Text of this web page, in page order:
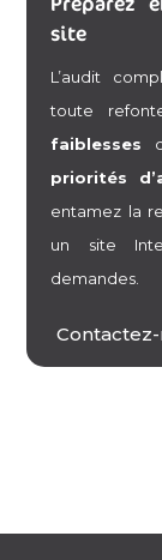
site
L’audit
toute
faiblesses
priorités
entamez la
un site
demandes.